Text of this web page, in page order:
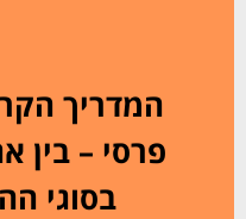
המדריך
פרסי – בין
בסוגי